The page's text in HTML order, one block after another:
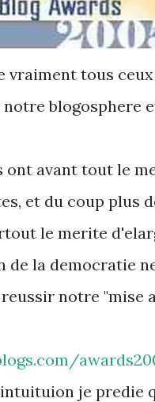
vraiment tous
blogosphere
ont avant tout le
et du coup plus
le merite
de la democratie
notre "mise
je predie